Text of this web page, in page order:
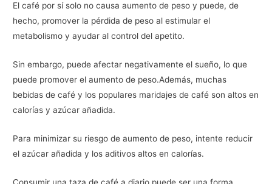
El café por sí solo no causa aumento de peso y puede, de
hecho, promover la pérdida de peso al estimular el
metabolismo y ayudar al control del apetito.
Sin embargo, puede afectar negativamente el sueño, lo que
puede promover el aumento de peso.Además, muchas
bebidas de café y los populares maridajes de café son altos en
calorías y azúcar añadida.
Para minimizar su riesgo de aumento de peso, intente reducir
el azúcar añadida y los aditivos altos en calorías.